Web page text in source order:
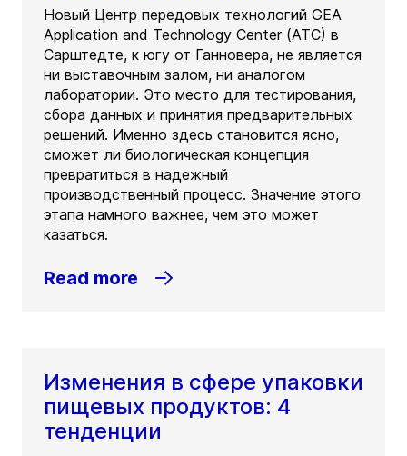
Новый Центр передовых технологий GEA
Application and Technology Center (ATC) в
Сарштедте, к югу от Ганновера, не является
ни выставочным залом, ни аналогом
лаборатории. Это место для тестирования,
сбора данных и принятия предварительных
решений. Именно здесь становится ясно,
сможет ли биологическая концепция
превратиться в надежный
производственный процесс. Значение этого
этапа намного важнее, чем это может
казаться.
Read more
Изменения в сфере упаковки
пищевых продуктов: 4
тенденции